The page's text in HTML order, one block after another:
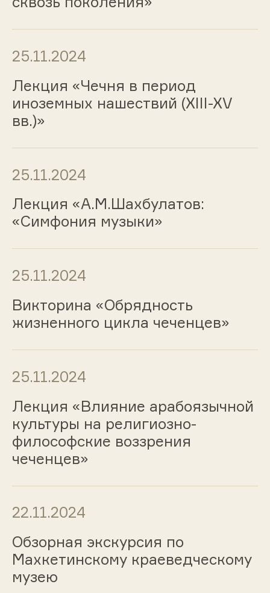
25.11.2024
Лекция «Чечня в период
иноземных нашествий (XIII-XV
вв.)»
25.11.2024
Лекция «А.М.Шахбулатов:
«Симфония музыки»
25.11.2024
Викторина «Обрядность
жизненного цикла чеченцев»
25.11.2024
Лекция «Влияние арабоязычной
культуры на религиозно-
философские воззрения
чеченцев»
22.11.2024
Обзорная экскурсия по
Махкетинскому краеведческому
музею